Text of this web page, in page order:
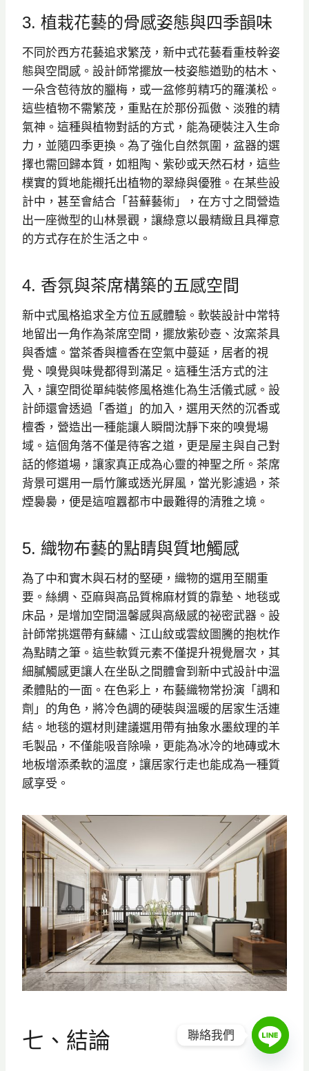
3. 植栽花藝的骨感姿態與四季韻味
不同於西方花藝追求繁茂，新中式花藝看重枝幹姿
態與空間感。設計師常擺放一枝姿態遒勁的枯木、
一朵含苞待放的臘梅，或一盆修剪精巧的羅漢松。
這些植物不需繁茂，重點在於那份孤傲、淡雅的精
氣神。這種與植物對話的方式，能為硬裝注入生命
力，並隨四季更換。為了強化自然氛圍，盆器的選
擇也需回歸本質，如粗陶、紫砂或天然石材，這些
樸實的質地能襯托出植物的翠綠與優雅。在某些設
計中，甚至會結合「苔蘚藝術」，在方寸之間營造
出一座微型的山林景觀，讓綠意以最精緻且具禪意
的方式存在於生活之中。
4. 香氛與茶席構築的五感空間
新中式風格追求全方位五感體驗。軟裝設計中常特
地留出一角作為茶席空間，擺放紫砂壺、汝窯茶具
與香爐。當茶香與檀香在空氣中蔓延，居者的視
覺、嗅覺與味覺都得到滿足。這種生活方式的注
入，讓空間從單純裝修風格進化為生活儀式感。設
計師還會透過「香道」的加入，選用天然的沉香或
檀香，營造出一種能讓人瞬間沈靜下來的嗅覺場
域。這個角落不僅是待客之道，更是屋主與自己對
話的修道場，讓家真正成為心靈的神聖之所。茶席
背景可選用一扇竹簾或透光屏風，當光影濾過，茶
煙裊裊，便是這喧囂都市中最難得的清雅之境。
5. 織物布藝的點睛與質地觸感
為了中和實木與石材的堅硬，織物的選用至關重
要。絲綢、亞麻與高品質棉麻材質的靠墊、地毯或
床品，是增加空間溫馨感與高級感的祕密武器。設
計師常挑選帶有蘇繡、江山紋或雲紋圖騰的抱枕作
為點睛之筆。這些軟質元素不僅提升視覺層次，其
細膩觸感更讓人在坐臥之間體會到新中式設計中溫
柔體貼的一面。在色彩上，布藝織物常扮演「調和
劑」的角色，將冷色調的硬裝與溫暖的居家生活連
結。地毯的選材則建議選用帶有抽象水墨紋理的羊
毛製品，不僅能吸音除噪，更能為冰冷的地磚或木
地板增添柔軟的溫度，讓居家行走也能成為一種質
感享受。
七、結論 聯絡我們